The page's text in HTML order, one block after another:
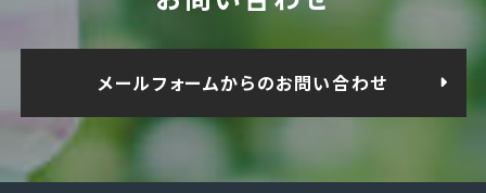
メールフォームからのお問い合わせ